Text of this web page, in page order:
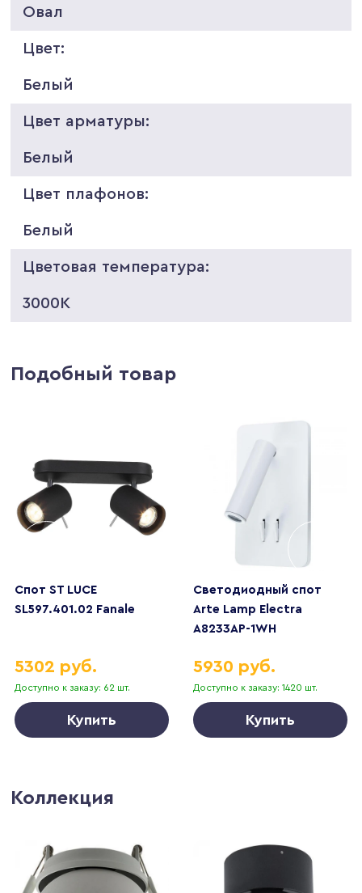
Овал
Цвет:
Белый
Цвет арматуры:
Белый
Цвет плафонов:
Белый
Цветовая температура:
3000K
Подобный товар
Спот ST LUCE
SL597.401.02 Fanale
Доступно к заказу: 62 шт.
5302 руб.
Купить
Светодиодный спот
Arte Lamp Electra
A8233AP-1WH
Доступно к заказу: 1420 шт.
5930 руб.
Купить
Коллекция